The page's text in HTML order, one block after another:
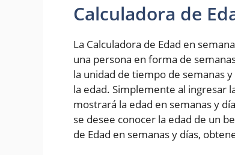
Calculadora de
La Calculadora de Edad en
una persona en forma de
la unidad de tiempo de semanas
la edad. Simplemente al ingresar
mostrará la edad en semanas y
se desee conocer la edad de un
de Edad en semanas y días,